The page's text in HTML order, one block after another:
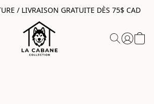
/ LIVRAISON GRATUITE DÈS 75$ CAD